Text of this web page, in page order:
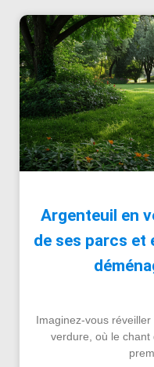
Argenteuil en
de ses parcs et
Imaginez-vous
verdure, où le chant